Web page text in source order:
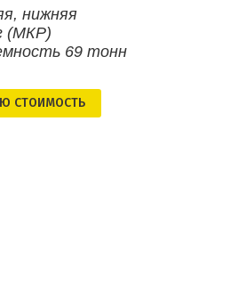
нижняя
(МКР)
69 тонн
СТОИМОСТЬ